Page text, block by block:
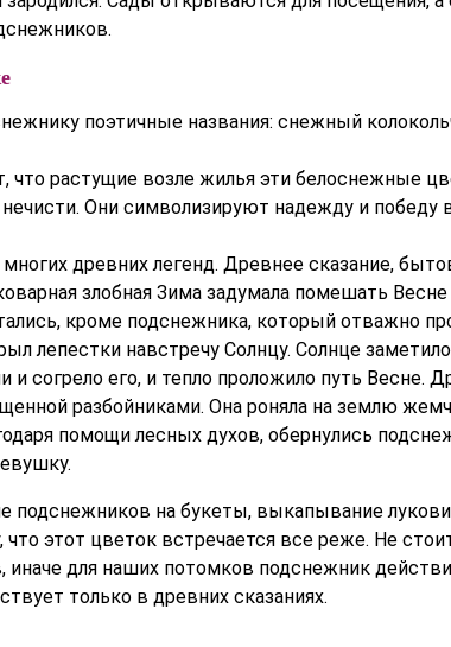
поэтичные названия: снежный
что растущие возле жилья эти белоснежные
Они символизируют надежду и победу
древних легенд. Древнее сказание,
злобная Зима задумала помешать
кроме подснежника, который отважно
лепестки навстречу Солнцу. Солнце
и согрело его, и тепло проложило путь Весне.
разбойниками. Она роняла на землю
помощи лесных духов, обернулись
подснежников на букеты, выкапывание
что этот цветок встречается все реже. Не
иначе для наших потомков подснежник
только в древних сказаниях.